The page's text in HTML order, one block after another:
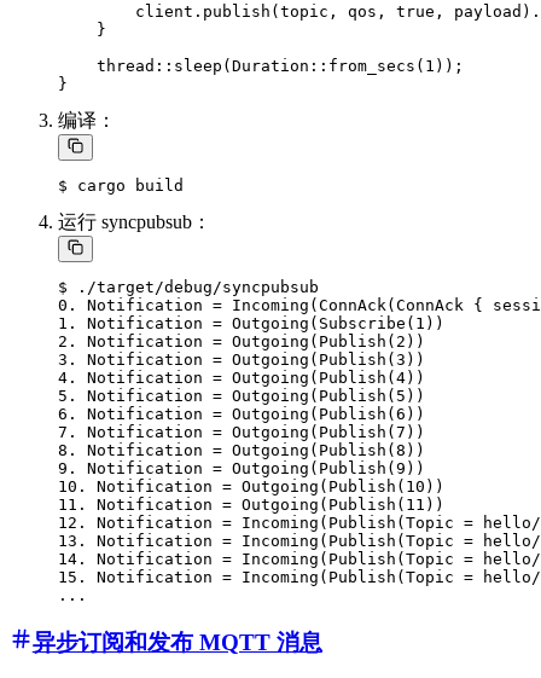
client.publish(topic, qos, true,
}
thread::sleep(Duration::from_secs(1));
编译：
运行 syncpubsub：
$ ./target/debug/syncpubsub
0. Notification = Incoming(ConnAck(ConnAck {
1. Notification = Outgoing(Subscribe(1))
2. Notification = Outgoing(Publish(2))
3. Notification = Outgoing(Publish(3))
4. Notification = Outgoing(Publish(4))
5. Notification = Outgoing(Publish(5))
6. Notification = Outgoing(Publish(6))
7. Notification = Outgoing(Publish(7))
8. Notification = Outgoing(Publish(8))
9. Notification = Outgoing(Publish(9))
10. Notification = Outgoing(Publish(10))
11. Notification = Outgoing(Publish(11))
12. Notification = Incoming(Publish(Topic =
13. Notification = Incoming(Publish(Topic =
14. Notification = Incoming(Publish(Topic =
15. Notification = Incoming(Publish(Topic =
异步订阅和发布 MQTT 消息